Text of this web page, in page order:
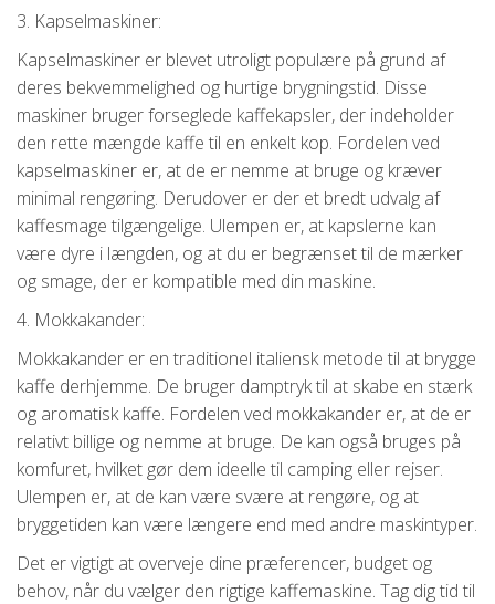
3. Kapselmaskiner:
Kapselmaskiner er blevet utroligt populære på grund af
deres bekvemmelighed og hurtige brygningstid. Disse
maskiner bruger forseglede kaffekapsler, der indeholder
den rette mængde kaffe til en enkelt kop. Fordelen ved
kapselmaskiner er, at de er nemme at bruge og kræver
minimal rengøring. Derudover er der et bredt udvalg af
kaffesmage tilgængelige. Ulempen er, at kapslerne kan
være dyre i længden, og at du er begrænset til de mærker
og smage, der er kompatible med din maskine.
4. Mokkakander:
Mokkakander er en traditionel italiensk metode til at brygge
kaffe derhjemme. De bruger damptryk til at skabe en stærk
og aromatisk kaffe. Fordelen ved mokkakander er, at de er
relativt billige og nemme at bruge. De kan også bruges på
komfuret, hvilket gør dem ideelle til camping eller rejser.
Ulempen er, at de kan være svære at rengøre, og at
bryggetiden kan være længere end med andre maskintyper.
Det er vigtigt at overveje dine præferencer, budget og
behov, når du vælger den rigtige kaffemaskine. Tag dig tid til